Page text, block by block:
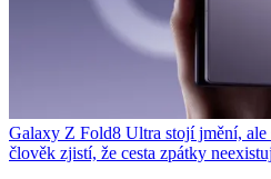
Galaxy Z Fold8 Ultra stojí jmění, ale
člověk zjistí, že cesta zpátky